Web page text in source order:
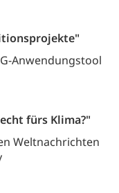
Anwendungstool
fürs Klima?"
Weltnachrichten